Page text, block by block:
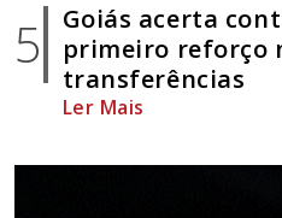
5
Goiás acerta
primeiro reforço
transferências
Ler Mais